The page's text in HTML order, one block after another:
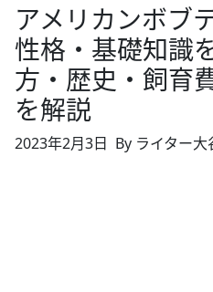
アメリカンボブ
性格・基礎知識
方・歴史・飼育
を解説
2023年2月3日 By ライター大